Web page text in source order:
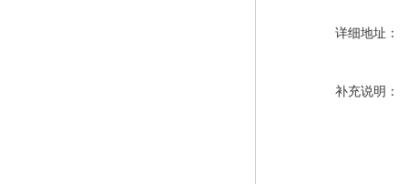
详细地址：
补充说明：